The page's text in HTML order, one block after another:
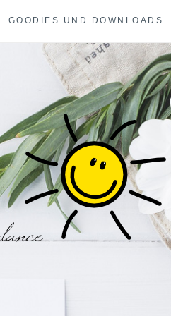
GOODIES UND DOWNLOADS